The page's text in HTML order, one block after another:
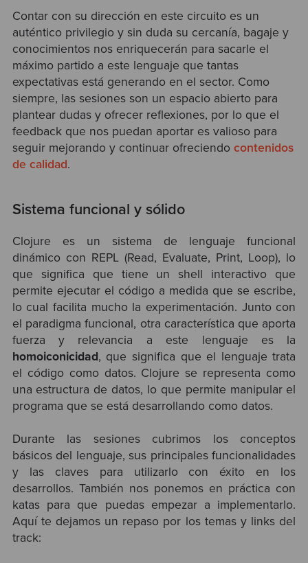
Contar con su dirección en este circuito es un
auténtico privilegio y sin duda su cercanía, bagaje y
conocimientos nos enriquecerán para sacarle el
máximo partido a este lenguaje que tantas
expectativas está generando en el sector. Como
siempre, las sesiones son un espacio abierto para
plantear dudas y ofrecer reflexiones, por lo que el
feedback que nos puedan aportar es valioso para
seguir mejorando y continuar ofreciendocontenidos
de calidad.
Sistema funcional y sólido
Clojure es un sistema de lenguaje funcional
dinámico con REPL (Read, Evaluate, Print, Loop), lo
que significa que tiene un shell interactivo que
permite ejecutar el código a medida que se escribe,
lo cual facilita mucho la experimentación. Junto con
el paradigma funcional, otra característica que aporta
fuerza y relevancia a este lenguaje es la
homoiconicidad, que significa que el lenguaje trata
el código como datos. Clojure se representa como
una estructura de datos, lo que permite manipular el
programa que se está desarrollando como datos.
Durante las sesiones cubrimos los conceptos
básicos del lenguaje, sus principales funcionalidades
y las claves para utilizarlo con éxito en los
desarrollos. También nos ponemos en práctica con
katas para que puedas empezar a implementarlo.
Aquí te dejamos un repaso por los temas y links del
track: